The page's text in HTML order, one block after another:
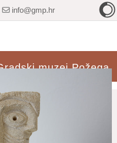
info@gmp.hr
muzej Požega